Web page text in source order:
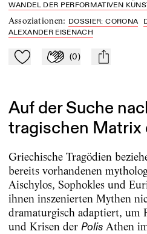
WANDEL DER PERFORMATIVEN
Assoziationen: DOSSIER: CORONA
ALEXANDER EISENACH
Zu Mein-TdZ hinzufügen
Applaudieren
(0) mail
Auf der Suche
tragischen Matrix
Griechische Tragödien
bereits vorhandenen
Aischylos, Sophokles und
ihnen inszenierten Mythen
dramaturgisch adaptiert, um
und Krisen der PolisAthen